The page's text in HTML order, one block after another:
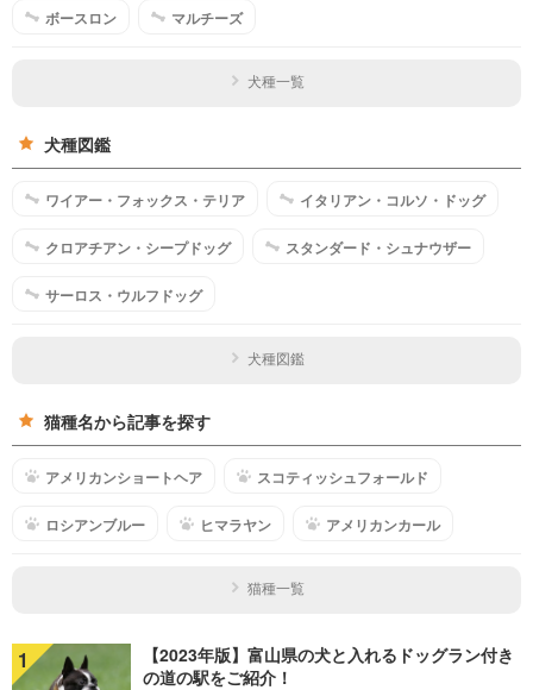
ボースロン マルチーズ
犬種一覧
犬種図鑑
ワイアー・フォックス・テリア イタリアン・コルソ・ドッグ
クロアチアン・シープドッグ スタンダード・シュナウザー
サーロス・ウルフドッグ
犬種図鑑
猫種名から記事を探す
アメリカンショートヘア スコティッシュフォールド
ロシアンブルー ヒマラヤン アメリカンカール
猫種一覧
1
【2023年版】富山県の犬と入れるドッグラン付き
の道の駅をご紹介！